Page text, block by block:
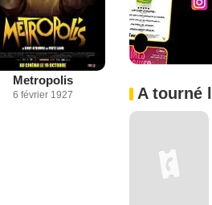
Metropolis
6 février 1927 A tourné